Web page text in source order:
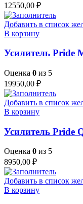
12550,00 ₽
Добавить в список
В корзину
Усилитель Pride
Оценка 0 из 5
19950,00 ₽
Добавить в список
В корзину
Усилитель Pride
Оценка 0 из 5
8950,00 ₽
Добавить в список
В корзину